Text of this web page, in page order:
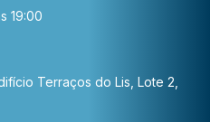
19:00
Terraços do Lis, Lote 2,